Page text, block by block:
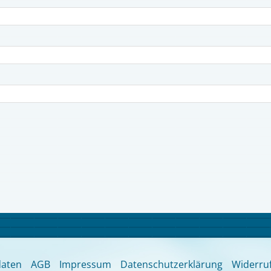
AGB Impressum Datenschutzerklärung